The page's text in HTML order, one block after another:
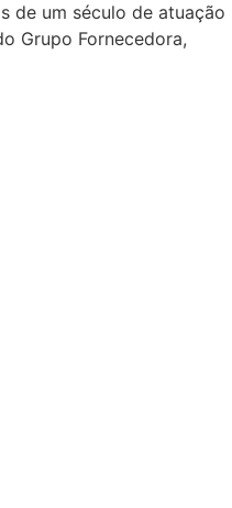
de um século de atuação
Grupo Fornecedora,